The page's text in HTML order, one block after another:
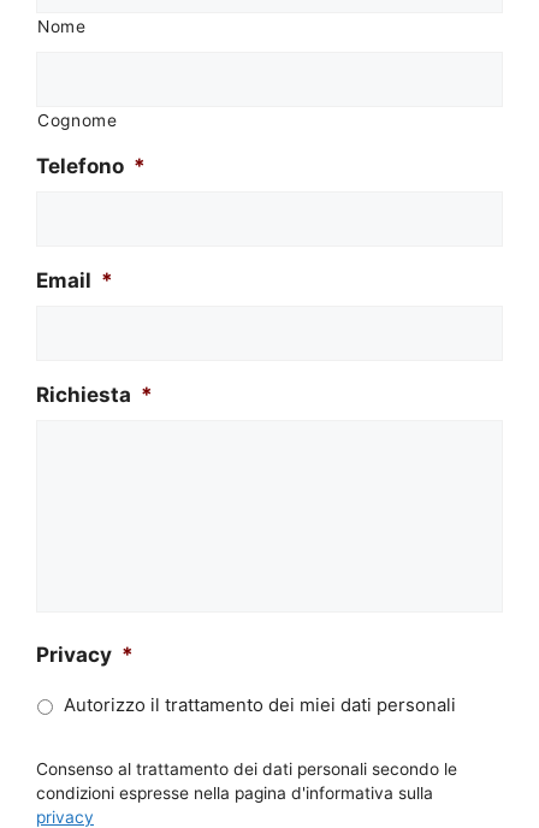
Nome
Cognome
Telefono *
Email *
Richiesta *
Privacy *
Autorizzo il trattamento dei miei dati personali
Consenso al trattamento dei dati personali secondo le
condizioni espresse nella pagina d'informativa sulla
privacy